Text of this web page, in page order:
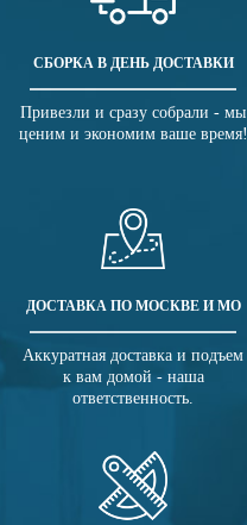
СБОРКА В ДЕНЬ ДОСТАВКИ
Привезли и сразу собрали - мы
ценим и экономим ваше время!
ДОСТАВКА ПО МОСКВЕ И МО
Аккуратная доставка и подъем
к вам домой - наша
ответственность.